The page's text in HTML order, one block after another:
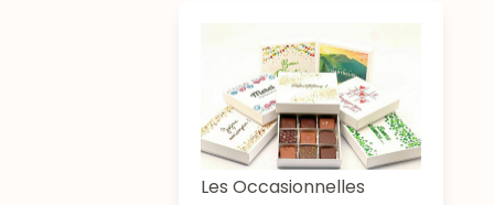
Les Occasionnelles